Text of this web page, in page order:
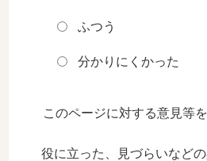
ふつう
分かりにくかった
このページに対する意見等
役に立った、見づらいなど